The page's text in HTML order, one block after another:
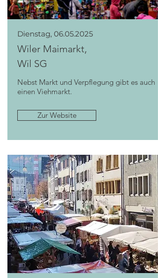
Dienstag, 06.05.2025
Wiler Maimarkt,
Wil SG
Nebst Markt und Verpflegung gibt es auch
einen Viehmarkt.
Zur Website